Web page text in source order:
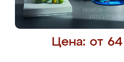
Цена: от